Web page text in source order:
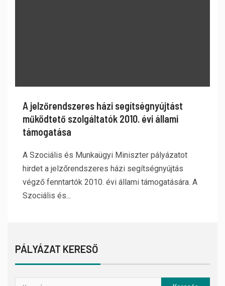
A jelzőrendszeres házi segítségnyújtást
működtető szolgáltatók 2010. évi állami
támogatása
A Szociális és Munkaügyi Miniszter pályázatot
hirdet a jelzőrendszeres házi segítségnyújtás
végző fenntartók 2010. évi állami támogatására. A
Szociális és...
PÁLYÁZAT KERESŐ